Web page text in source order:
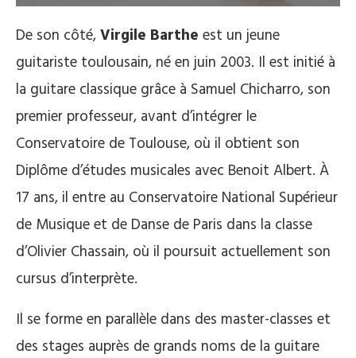
De son côté,Virgile Barthe est un jeune
guitariste toulousain, né en juin 2003. Il est initié à
la guitare classique grâce à Samuel Chicharro, son
premier professeur, avant d’intégrer le
Conservatoire de Toulouse, où il obtient son
Diplôme d’études musicales avec Benoit Albert. À
17 ans, il entre au Conservatoire National Supérieur
de Musique et de Danse de Paris dans la classe
d’Olivier Chassain, où il poursuit actuellement son
cursus d’interprète.
Il se forme en parallèle dans des master-classes et
des stages auprès de grands noms de la guitare